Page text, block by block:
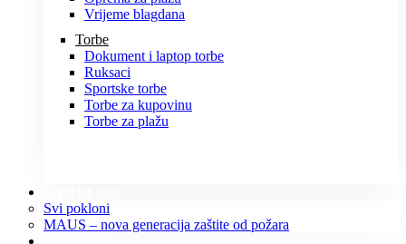
Vrijeme blagdana
Torbe
Dokument i laptop torbe
Ruksaci
Sportske torbe
Torbe za kupovinu
Torbe za plažu
Svi pokloni
MAUS – nova generacija zaštite od požara